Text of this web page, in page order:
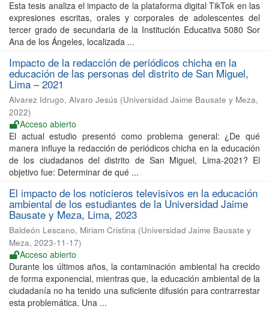
Esta tesis analiza el impacto de la plataforma digital TikTok en las
expresiones escritas, orales y corporales de adolescentes del
tercer grado de secundaria de la Institución Educativa 5080 Sor
Ana de los Ángeles, localizada ...
Impacto de la redacción de periódicos chicha en la
educación de las personas del distrito de San Miguel,
Lima – 2021
Alvarez Idrugo, Alvaro Jesús (Universidad Jaime Bausate y Meza,
2022)
Acceso abierto
El actual estudio presentó como problema general: ¿De qué
manera influye la redacción de periódicos chicha en la educación
de los ciudadanos del distrito de San Miguel, Lima-2021? El
objetivo fue: Determinar de qué ...
El impacto de los noticieros televisivos en la educación
ambiental de los estudiantes de la Universidad Jaime
Bausate y Meza, Lima, 2023
Baldeón Lescano, Miriam Cristina (Universidad Jaime Bausate y
Meza, 2023-11-17)
Acceso abierto
Durante los últimos años, la contaminación ambiental ha crecido
de forma exponencial, mientras que, la educación ambiental de la
ciudadanía no ha tenido una suficiente difusión para contrarrestar
esta problemática. Una ...